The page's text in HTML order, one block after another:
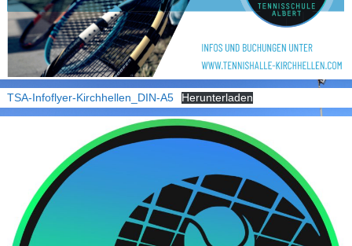
TSA-Infoflyer-Kirchhellen_DIN-A5 Herunterladen